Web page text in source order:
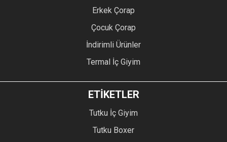
Erkek Çorap
Çocuk Çorap
İndirimli Ürünler
Termal İç Giyim
ETİKETLER
Tutku İç Giyim
Tutku Boxer